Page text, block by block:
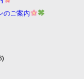
のご案内